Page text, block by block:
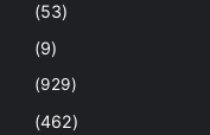
(53)
(9)
(929)
(462)